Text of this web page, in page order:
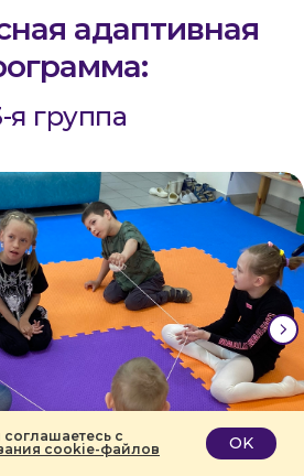
с
cookie-файлов
OK
адаптивная
я группа